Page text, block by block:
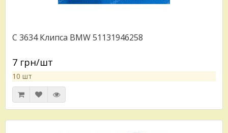
C 3634 Клипса BMW 51131946258
7 грн/шт
10 шт